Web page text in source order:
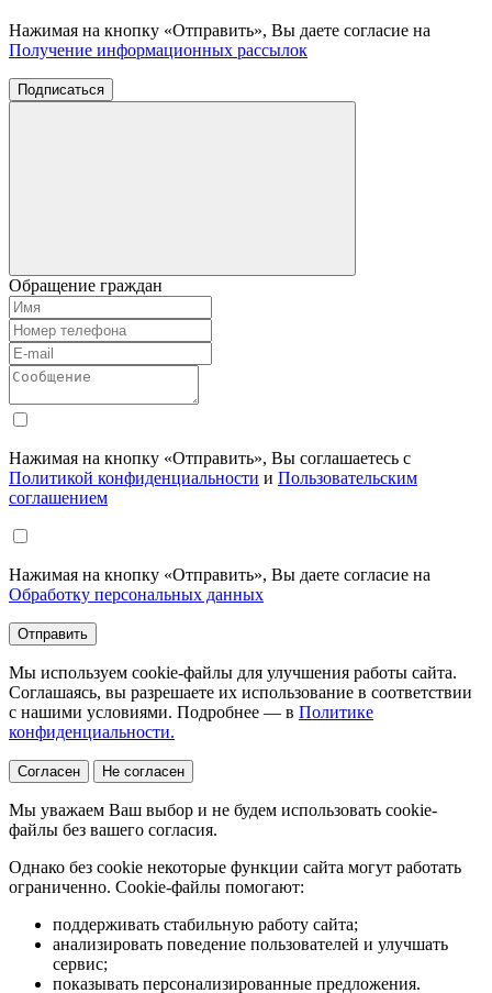
Нажимая на кнопку «Отправить», Вы даете согласие на
Получение информационных рассылок
Подписаться
Обращение граждан
Нажимая на кнопку «Отправить», Вы соглашаетесь с
Политикой конфиденциальности и Пользовательским
соглашением
Нажимая на кнопку «Отправить», Вы даете согласие на
Обработку персональных данных
Отправить
Мы используем cookie-файлы для улучшения работы сайта.
Соглашаясь, вы разрешаете их использование в соответствии
с нашими условиями. Подробнее — в Политике
конфиденциальности.
Согласен Не согласен
Мы уважаем Ваш выбор и не будем использовать cookie-
файлы без вашего согласия.
Однако без cookie некоторые функции сайта могут работать
ограниченно. Cookie-файлы помогают:
поддерживать стабильную работу сайта;
анализировать поведение пользователей и улучшать
сервис;
показывать персонализированные предложения.